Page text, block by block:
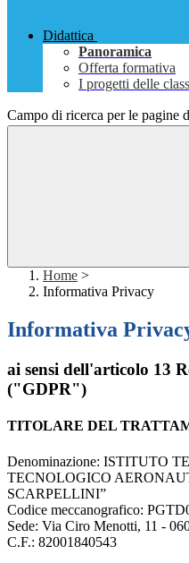
Didattica
Panoramica
Offerta formativa
I progetti delle
Campo di ricerca per le pagine
Home >
Informativa Privacy
Informativa
ai sensi dell'articolo 13
("GDPR")
TITOLARE DEL
Denominazione: ISTITUTO
TECNOLOGICO
SCARPELLINI”
Codice meccanografico:
Sede: Via Ciro Menotti, 11 -
C.F.: 82001840543